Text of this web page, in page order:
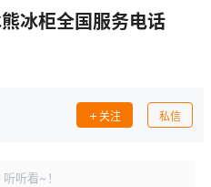
冰柜全国服务电话
关注 私信
听看~！